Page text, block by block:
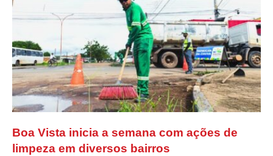
Boa Vista inicia a semana com ações de
limpeza em diversos bairros